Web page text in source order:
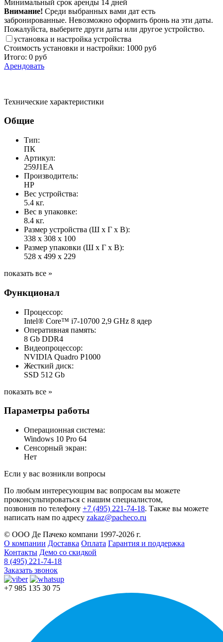
Минимальный срок аренды 14 дней
Внимание! Среди выбранных вами дат есть
забронированные. Невозможно оформить бронь на эти даты.
Пожалуйста, выберите други даты или другое устройство.
установка и настройка устройства
Стоимость установки и настройки: 1000 руб
Итого: 0 руб
Арендовать
Технические характеристики
Общие
Тип:
ПК
Артикул:
259J1EA
Производитель:
HP
Вес устройства:
5.4 кг.
Вес в упаковке:
8.4 кг.
Размер устройства (Ш x Г x В):
338 x 308 x 100
Размер упаковки (Ш x Г x В):
528 x 499 x 229
показать все »
Функционал
Процессор:
Intel® Core™ i7-10700 2,9 GHz 8 ядер
Оперативная память:
8 Gb DDR4
Видеопроцессор:
NVIDIA Quadro P1000
Жесткий диск:
SSD 512 Gb
показать все »
Параметры работы
Операционная система:
Windows 10 Pro 64
Сенсорный экран:
Нет
Если у вас возникли вопросы
По любым интересующим вас вопросам вы можете
проконсультироваться с нашим специалистом,
позвонив по телефону +7 (495) 221-74-18. Также вы можете
написать нам по адресу zakaz@pacheco.ru
© ООО Де Пачеко компани 1997-2026 г.
О компании Доставка Оплата Гарантия и поддержка
Контакты Демо со скидкой
8 (495) 221-74-18
Заказать звонок
+7 985 135 30 75